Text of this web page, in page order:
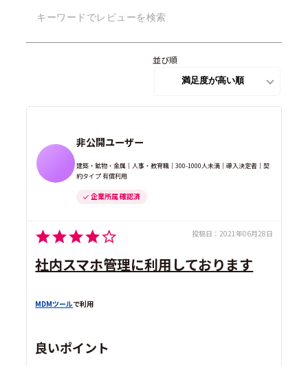
並び順
非公開ユーザー
建築・鉱物・金属｜人事・教育職｜300-1000人未満｜導入決定者｜契
約タイプ 有償利用
企業所属 確認済
投稿日： 2021年06月28日
社内スマホ管理に利用しております
MDMツールで利用
良いポイント